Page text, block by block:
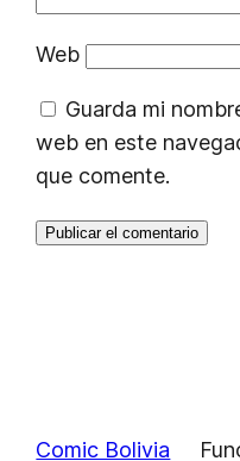
Web
Guarda mi
web en este
que comente.
Comic Bolivia